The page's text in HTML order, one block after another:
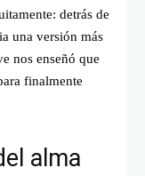
detrás de
una versión más
nos enseñó que
finalmente
alma